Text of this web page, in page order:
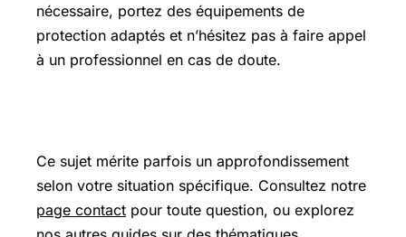
nécessaire, portez des équipements de
protection adaptés et n’hésitez pas à faire appel
à un professionnel en cas de doute.
Ce sujet mérite parfois un approfondissement
selon votre situation spécifique. Consultez notre
page contact pour toute question, ou explorez